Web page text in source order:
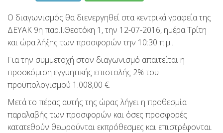
Ο διαγωνισμός θα διενεργηθεί στα κεντρικά γραφεία της
ΔΕΥΑΚ 9η παρ.Ι.Θεοτόκη 1, την 12-07-2016, ημέρα Τρίτη
και ώρα λήξης των προσφορών την 10:30 π.μ..
Για την συμμετοχή στον διαγωνισμό απαιτείται η
προσκόμιση εγγυητικής επιστολής 2% του
προϋπολογισμού 1.008,00 €.
Μετά το πέρας αυτής της ώρας λήγει η προθεσμία
παραλαβής των προσφορών και όσες προσφορές
κατατεθούν θεωρούνται εκπρόθεσμες και επιστρέφονται.